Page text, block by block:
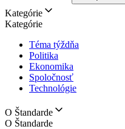
Kategórie
Kategórie
Téma týždňa
Politika
Ekonomika
Spoločnosť
Technológie
O Štandarde
O Štandarde